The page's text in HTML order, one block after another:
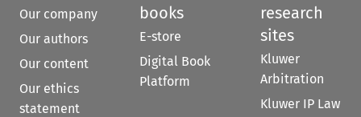
Our company
Our authors
Our content
Our ethics
statement
books
E-store
Digital Book
Platform
research
sites
Kluwer
Arbitration
Kluwer IP Law